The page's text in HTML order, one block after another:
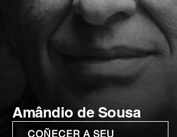
Amândio de Sousa
COÑECER A SEU